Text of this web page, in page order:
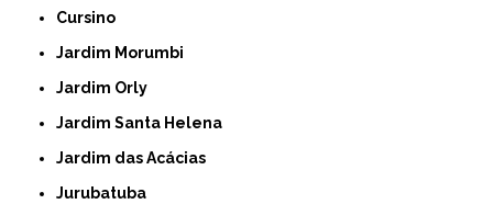
Cursino
Jardim Morumbi
Jardim Orly
Jardim Santa Helena
Jardim das Acácias
Jurubatuba